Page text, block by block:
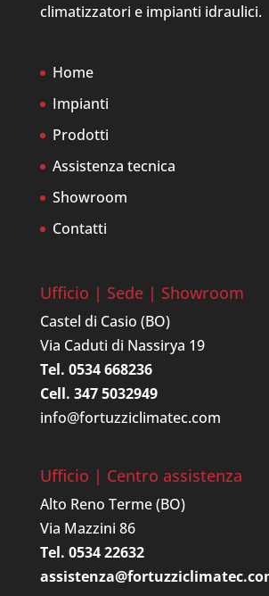
climatizzatori e impianti idraulici.
Home
Impianti
Prodotti
Assistenza tecnica
Showroom
Contatti
Ufficio | Sede | Showroom
Castel di Casio (BO)
Via Caduti di Nassirya 19
Tel. 0534 668236
Cell. 347 5032949
info@fortuzziclimatec.com
Ufficio | Centro assistenza
Alto Reno Terme (BO)
Via Mazzini 86
Tel. 0534 22632